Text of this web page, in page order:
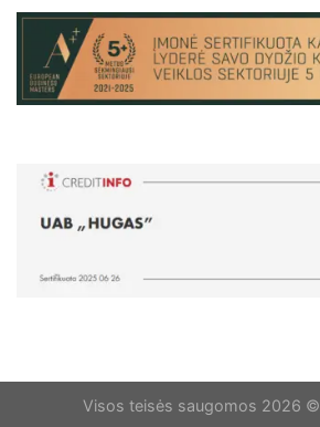
Visos teisės saugomos 2026 ©